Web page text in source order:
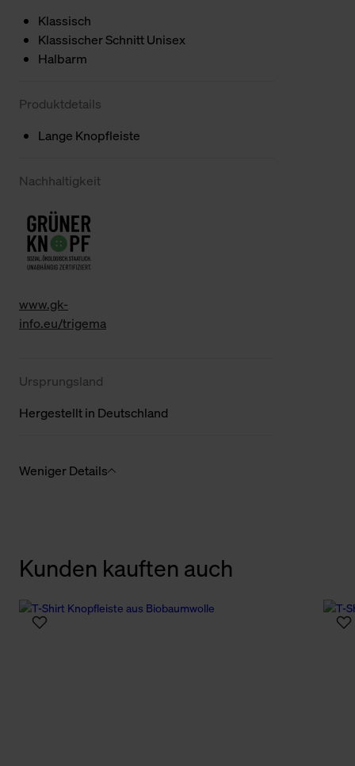
Klassisch
Klassischer Schnitt Unisex
Halbarm
Produktdetails
Lange Knopfleiste
Nachhaltigkeit
www.gk-
info.eu/trigema
Ursprungsland
Hergestellt in Deutschland
Weniger Details
Kunden kauften auch